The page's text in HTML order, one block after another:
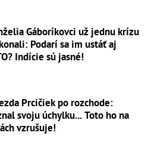
Gáboríkovci už jednu krízu
Podarí sa im ustáť aj
Indície sú jasné!
Prcičiek po rozchode:
svoju úchylku... Toto ho na
vzrušuje!